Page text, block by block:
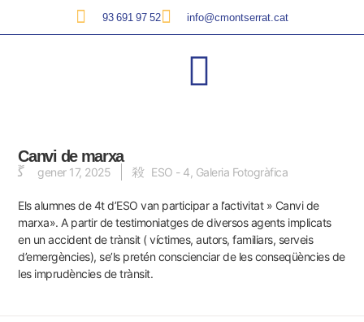
93 691 97 52 info@cmontserrat.cat
Canvi de marxa
gener 17, 2025 ESO - 4 Galeria Fotogràfica
Els alumnes de 4t d’ESO van participar a l’activitat » Canvi de
marxa». A partir de testimoniatges de diversos agents implicats
en un accident de trànsit ( víctimes, autors, familiars, serveis
d’emergències), se’ls pretén conscienciar de les conseqüències de
les imprudències de trànsit.